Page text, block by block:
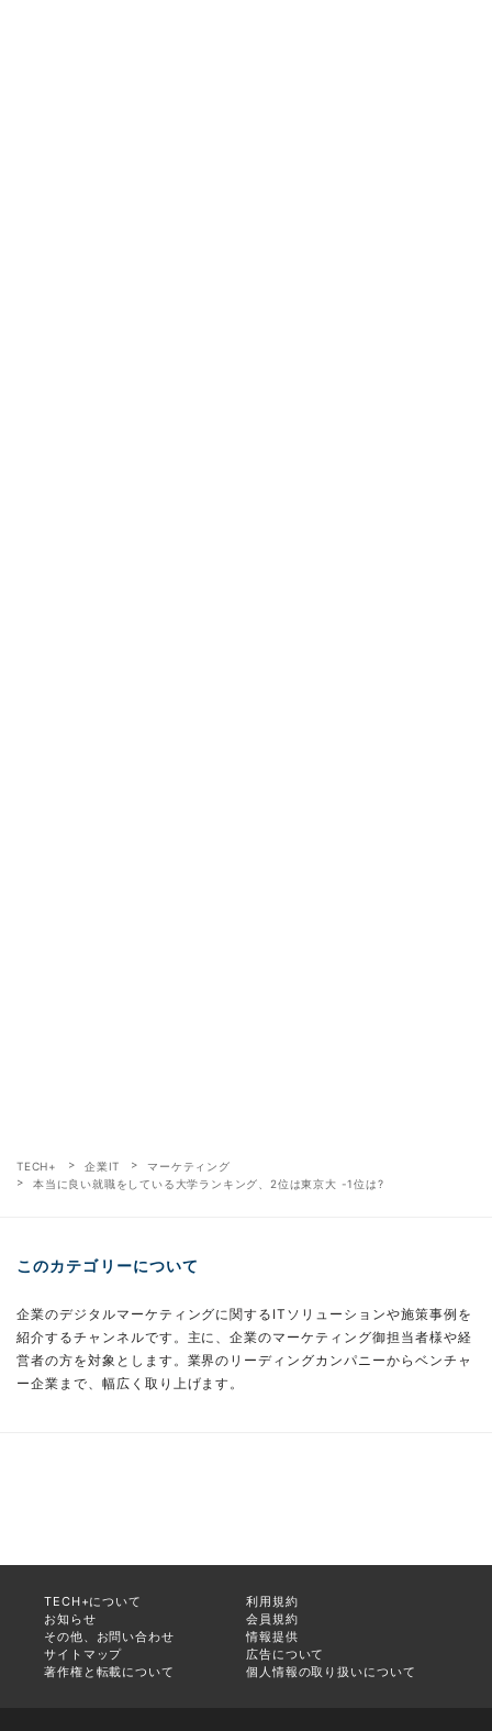
TECH+ 企業IT
マーケティング
本当に良い就職をしている大学ランキング、2位は東京大 -1位は?
このカテゴリーについて
企業のデジタルマーケティングに関するITソリューションや施策事例を
紹介するチャンネルです。主に、企業のマーケティング御担当者様や経
営者の方を対象とします。業界のリーディングカンパニーからベンチャ
ー企業まで、幅広く取り上げます。
TECH+について
利用規約
お知らせ
会員規約
その他、お問い合わせ
情報提供
サイトマップ
広告について
著作権と転載について
個人情報の取り扱いについて